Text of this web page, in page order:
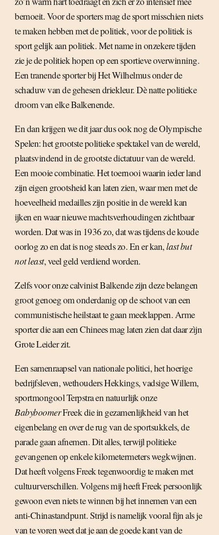
bemoeit. Voor de sporters mag de sport misschien niets
te maken hebben met de politiek, voor de politiek is
sport gelijk aan politiek. Met name in onzekere tijden
zie je de politiek hopen op een sportieve overwinning.
Een tranende sporter bij Het Wilhelmus onder de
schaduw van de gehesen driekleur. Dè natte politieke
droom van elke Balkenende.
En dan krijgen we dit jaar dus ook nog de Olympische
Spelen: het grootste politieke spektakel van de wereld,
plaatsvindend in de grootste dictatuur van de wereld.
Een mooie combinatie. Het toernooi waarin ieder land
zijn eigen grootsheid kan laten zien, waar men met de
hoeveelheid medailles zijn positie in de wereld kan
ijken en waar nieuwe machtsverhoudingen zichtbaar
worden. Dat was in 1936 zo, dat was tijdens de koude
oorlog zo en dat is nog steeds zo. En er kan,last but
not least, veel geld verdiend worden.
Zelfs voor onze calvinist Balkende zijn deze belangen
groot genoeg om onderdanig op de schoot van een
communistische heilstaat te gaan meeklappen. Arme
sporter die aan een Chinees mag laten zien dat daar zìjn
Grote Leider zit.
Een samenraapsel van nationale politici, het hoerige
bedrijfsleven, wethouders Hekkings, vadsige Willem,
sportmongool Terpstra en natuurlijk onze
BabyboomerFreek die in gezamenlijkheid van het
eigenbelang en over de rug van de sportsukkels, de
parade gaan afnemen. Dit alles, terwijl politieke
gevangenen op enkele kilometermeters wegkwijnen.
Dat heeft volgens Freek tegenwoordig te maken met
cultuurverschillen. Volgens mij heeft Freek persoonlijk
gewoon even niets te winnen bij het innemen van een
anti-Chinastandpunt. Strijd is namelijk vooral fijn als je
van te voren weet dat je aan de goede kant van de